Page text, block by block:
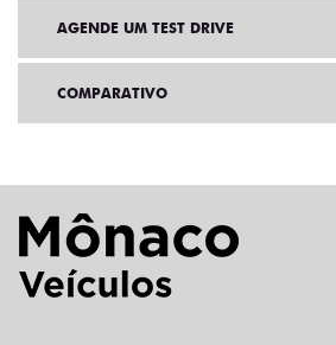
AGENDE UM TEST DRIVE
COMPARATIVO